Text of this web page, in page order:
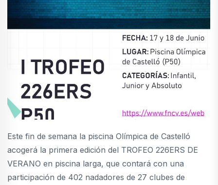
Este fin de semana la piscina Olímpica de Castelló
acogerá la primera edición del TROFEO 226ERS DE
VERANO en piscina larga, que contará con una
participación de 402 nadadores de 27 clubes de